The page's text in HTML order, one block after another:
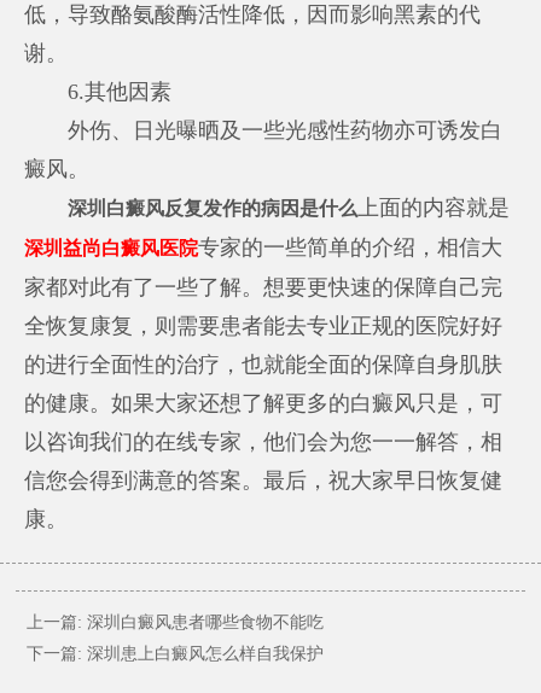
低，导致酪氨酸酶活性降低，因而影响黑素的代
谢。
6.其他因素
外伤、日光曝晒及一些光感性药物亦可诱发白
癜风。
深圳白癜风反复发作的病因是什么 上面的内容就是
深圳益尚白癜风医院专家的一些简单的介绍，相信大
家都对此有了一些了解。想要更快速的保障自己完
全恢复康复，则需要患者能去专业正规的医院好好
的进行全面性的治疗，也就能全面的保障自身肌肤
的健康。如果大家还想了解更多的白癜风只是，可
以咨询我们的在线专家，他们会为您一一解答，相
信您会得到满意的答案。最后，祝大家早日恢复健
康。
上一篇: 深圳白癜风患者哪些食物不能吃
下一篇: 深圳患上白癜风怎么样自我保护